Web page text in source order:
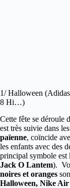
1/ Halloween
8 Hi…)
Cette fête se déroule
est très suivie dans
païenne, coïncide
les enfants avec des
principal symbole est
Jack O Lantem).
noires et oranges
Halloween, Nike Air